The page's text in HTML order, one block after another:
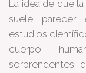
La idea de que
suele parecer
estudios
cuerpo
sorprendentes